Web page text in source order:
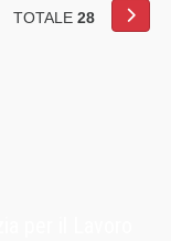
dei
TOTALE 28